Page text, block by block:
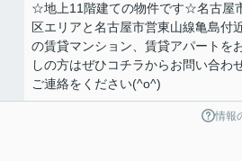
☆地上11階建ての物件です☆名古屋
区エリアと名古屋市営東山線亀島付
の賃貸マンション、賃貸アパートを
しの方はぜひコチラからお問い合わ
ご連絡をください(^o^)
情報